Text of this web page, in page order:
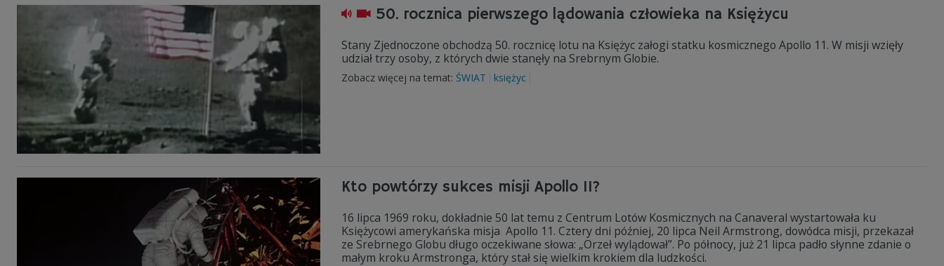
50. rocznica pierwszego lądowania człowieka na Księżycu
Stany Zjednoczone obchodzą 50. rocznicę lotu na Księżyc załogi statku kosmicznego Apollo 11. W misji wzięły
udział trzy osoby, z których dwie stanęły na Srebrnym Globie.
Zobacz więcej na temat: ŚWIAT księżyc
Kto powtórzy sukces misji Apollo 11?
16 lipca 1969 roku, dokładnie 50 lat temu z Centrum Lotów Kosmicznych na Canaveral wystartowała ku
Księżycowi amerykańska misja Apollo 11. Cztery dni później, 20 lipca Neil Armstrong, dowódca misji, przekazał
ze Srebrnego Globu długo oczekiwane słowa: „Orzeł wylądował”. Po północy, już 21 lipca padło słynne zdanie o
małym kroku Armstronga, który stał się wielkim krokiem dla ludzkości.